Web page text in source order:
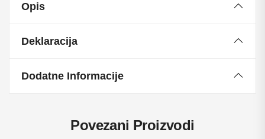
Opis
Deklaracija
Dodatne Informacije
Povezani Proizvodi